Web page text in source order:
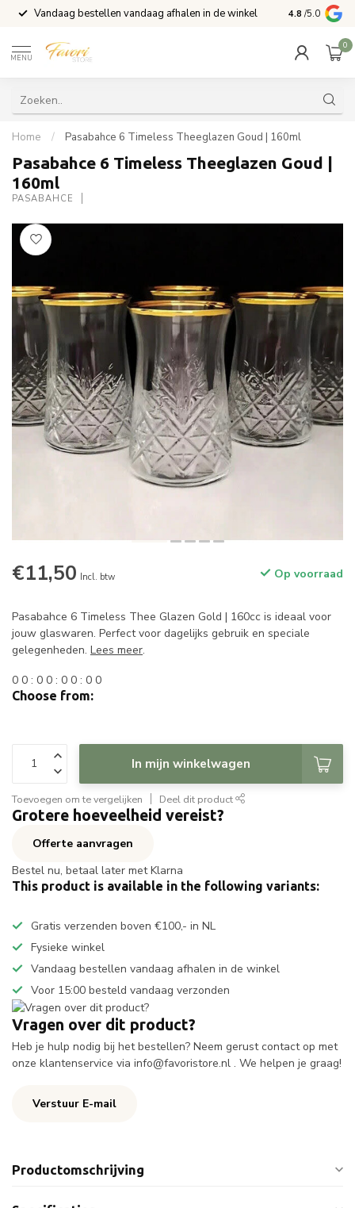
Vandaag bestellen vandaag afhalen in de winkel Voor 15:00
4.8 /5.0
MENU
0
Home / Pasabahce 6 Timeless Theeglazen Goud | 160ml
Pasabahce 6 Timeless Theeglazen Goud |
160ml
PASABAHCE
€11,50 Incl. btw Op voorraad
Pasabahce 6 Timeless Thee Glazen Gold | 160cc is ideaal voor
jouw glaswaren. Perfect voor dagelijks gebruik en speciale
gelegenheden. Lees meer.
0 0 : 0 0 : 0 0 : 0 0
Choose from:
In mijn winkelwagen
Toevoegen om te vergelijken Deel dit product
Grotere hoeveelheid vereist?
Offerte aanvragen
Bestel nu, betaal later met Klarna
This product is available in the following variants:
Gratis verzenden boven €100,- in NL
Fysieke winkel
Vandaag bestellen vandaag afhalen in de winkel
Voor 15:00 besteld vandaag verzonden
Vragen over dit product?
Heb je hulp nodig bij het bestellen? Neem gerust contact op met
onze klantenservice via info@favoristore.nl . We helpen je graag!
Verstuur E-mail
Productomschrijving